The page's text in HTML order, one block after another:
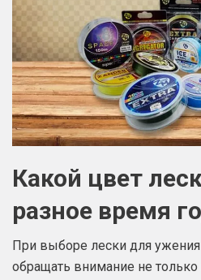
Какой цвет
разное время
При выборе лески для
обращать внимание не только